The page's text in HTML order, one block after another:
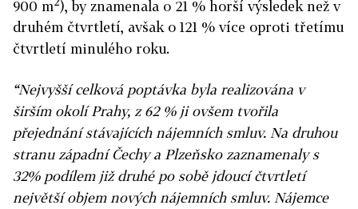
900 m ), by znamenala o 21 % horší výsledek než v
druhém čtvrtletí, avšak o 121 % více oproti třetímu
čtvrtletí minulého roku.
“Nejvyšší celková poptávka byla realizována v
širším okolí Prahy, z 62 % ji ovšem tvořila
přejednání stávajících nájemních smluv. Na druhou
stranu západní Čechy a Plzeňsko zaznamenaly s
32% podílem již druhé po sobě jdoucí čtvrtletí
největší objem nových nájemních smluv. Nájemce